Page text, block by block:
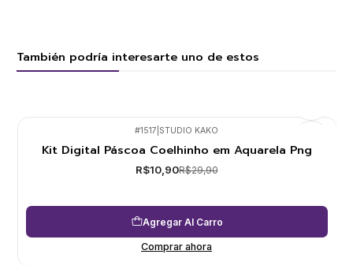
También podría interesarte uno de estos
-64%
#1517 STUDIO KAKO
Kit Digital Páscoa Coelhinho em Aquarela Png
R$10,90R$29,90
Agregar Al Carro
Comprar ahora